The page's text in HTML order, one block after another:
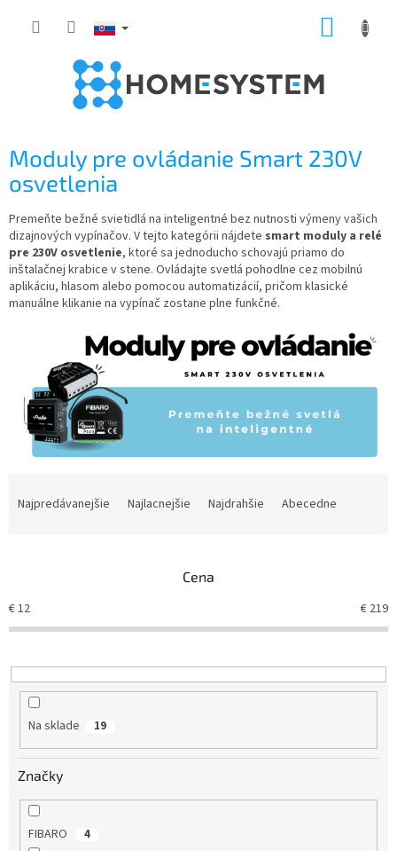
Moduly pre ovládanie Smart 230V
osvetlenia
Premeňte bežné svietidlá na inteligentné bez nutnosti výmeny vašich
dizajnových vypínačov. V tejto kategórii nájdete smart moduly a relé
pre 230V osvetlenie, ktoré sa jednoducho schovajú priamo do
inštalačnej krabice v stene. Ovládajte svetlá pohodlne cez mobilnú
aplikáciu, hlasom alebo pomocou automatizácií, pričom klasické
manuálne klikanie na vypínač zostane plne funkčné.
e
p
r
d
Najpredávanejšie Najlacnejšie Najdrahšie Abecedne
Cena
€12 € 219
Na sklade 19
Značky
FIBARO 4